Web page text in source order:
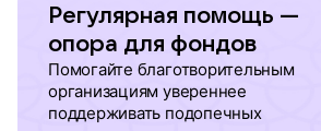
Регулярная помощь —
опора для фондов
Помогайте благотворительным
организациям увереннее
поддерживать подопечных